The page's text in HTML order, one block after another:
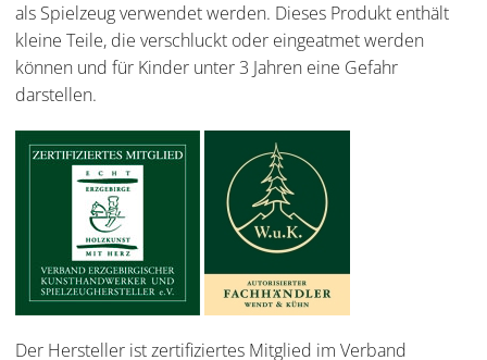
als Spielzeug verwendet werden. Dieses Produkt enthält
kleine Teile, die verschluckt oder eingeatmet werden
können und für Kinder unter 3 Jahren eine Gefahr
darstellen.
Der Hersteller ist zertifiziertes Mitglied im Verband